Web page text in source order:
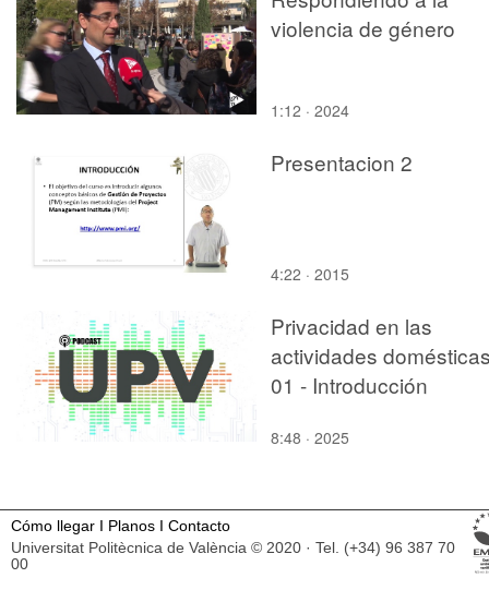
violencia de género
1:12 · 2024
Presentacion 2
4:22 · 2015
Privacidad en las
actividades
01 - Introducción
8:48 · 2025
Cómo llegar I Planos I Contacto
Universitat Politècnica de València © 2020 · Tel. (+34) 96 387 70
00